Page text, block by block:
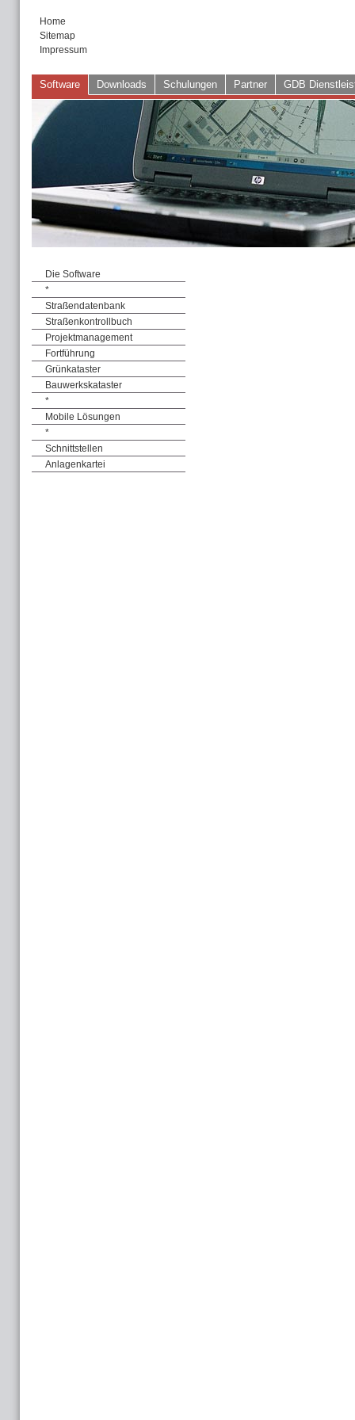
Home
Sitemap
Impressum
Software Downloads Schulungen Partner GDB
Die Software
*
Straßendatenbank
Straßenkontrollbuch
Projektmanagement
Fortführung
Grünkataster
Bauwerkskataster
*
Mobile Lösungen
*
Schnittstellen
Anlagenkartei